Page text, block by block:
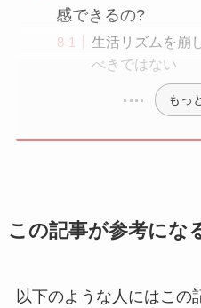
感できるの?
生活リズムを崩
べきではない
もっ
この記事が参考にな
以下のような人にはこの